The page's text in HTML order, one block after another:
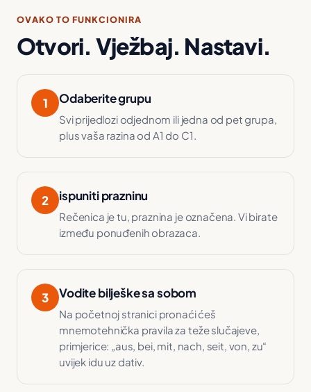
OVAKO TO FUNKCIONIRA
Otvori. Vježbaj. Nastavi.
1 Odaberite grupu
Svi prijedlozi odjednom ili jedna od pet grupa,
plus vaša razina od A1 do C1.
2 ispuniti prazninu
Rečenica je tu, praznina je označena. Vi birate
između ponuđenih obrazaca.
3 Vodite bilješke sa sobom
Na početnoj stranici pronaći ćeš
mnemotehnička pravila za teže slučajeve,
primjerice: „aus, bei, mit, nach, seit, von, zu“
uvijek idu uz dativ.